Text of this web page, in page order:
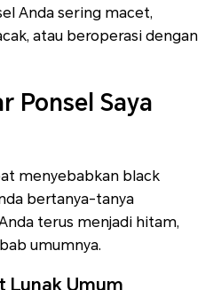
Anda sering macet,
atau beroperasi dengan
Ponsel Saya
menyebabkan black
bertanya-tanya
terus menjadi hitam,
umumnya.
Lunak Umum